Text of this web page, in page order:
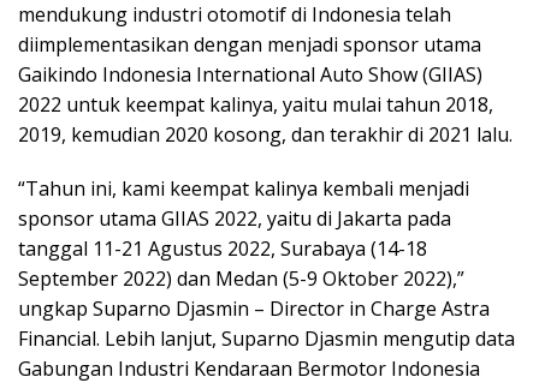
mendukung industri otomotif di Indonesia telah
diimplementasikan dengan menjadi sponsor utama
Gaikindo Indonesia International Auto Show (GIIAS)
2022 untuk keempat kalinya, yaitu mulai tahun 2018,
2019, kemudian 2020 kosong, dan terakhir di 2021 lalu.
“Tahun ini, kami keempat kalinya kembali menjadi
sponsor utama GIIAS 2022, yaitu di Jakarta pada
tanggal 11-21 Agustus 2022, Surabaya (14-18
September 2022) dan Medan (5-9 Oktober 2022),”
ungkap Suparno Djasmin – Director in Charge Astra
Financial. Lebih lanjut, Suparno Djasmin mengutip data
Gabungan Industri Kendaraan Bermotor Indonesia